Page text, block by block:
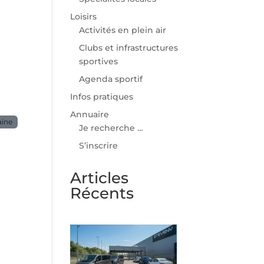
Loisirs
Activités en plein air
Clubs et infrastructures
sportives
Agenda sportif
Infos pratiques
Annuaire
Je recherche …
S’inscrire
Articles
Récents